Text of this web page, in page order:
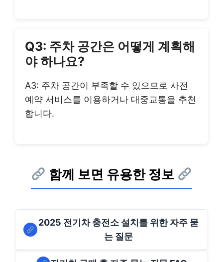
Q3: 주차 공간은 어떻게 계획해
야 하나요?
A3: 주차 공간이 부족할 수 있으므로 사전
예약 서비스를 이용하거나 대중교통을 추천
합니다.
함께 보면 유용한 정보
2025 전기차 충전소 설치를 위한 자주 묻
는 질문